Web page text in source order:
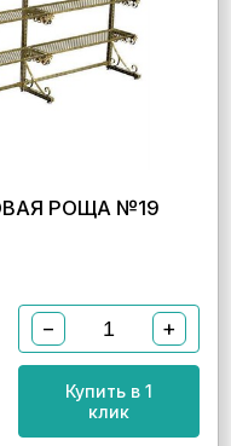
РОЩА №19
− +
Купить в 1
клик